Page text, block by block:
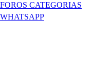
FOROS CATEGORIAS
WHATSAPP